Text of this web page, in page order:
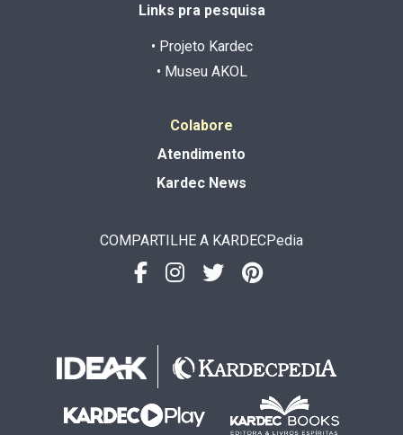
Links pra pesquisa
• Projeto Kardec
• Museu AKOL
Colabore
Atendimento
Kardec News
COMPARTILHE A KARDECPedia